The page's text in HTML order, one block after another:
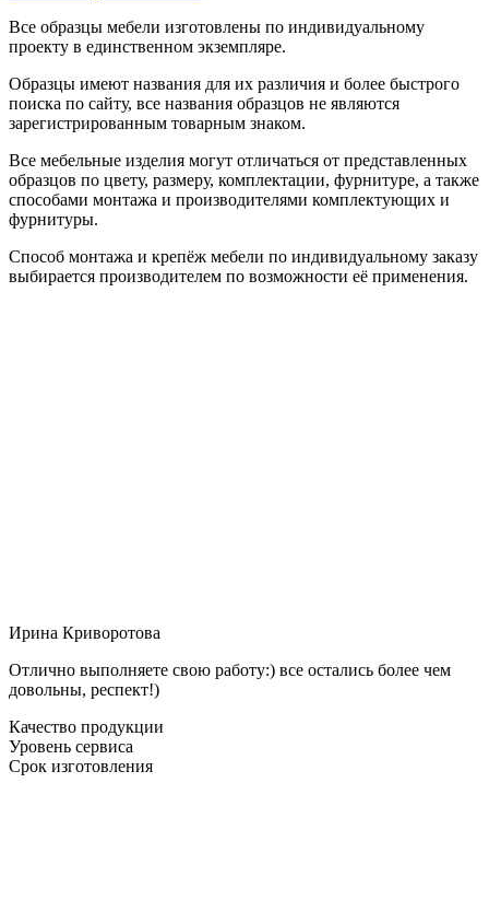
Все образцы мебели изготовлены по индивидуальному
проекту в единственном экземпляре.
Образцы имеют названия для их различия и более быстрого
поиска по сайту, все названия образцов не являются
зарегистрированным товарным знаком.
Все мебельные изделия могут отличаться от представленных
образцов по цвету, размеру, комплектации, фурнитуре, а также
способами монтажа и производителями комплектующих и
фурнитуры.
Способ монтажа и крепёж мебели по индивидуальному заказу
выбирается производителем по возможности её применения.
Ирина Криворотова
Отлично выполняете свою работу:) все остались более чем
довольны, респект!)
Качество продукции
Уровень сервиса
Срок изготовления